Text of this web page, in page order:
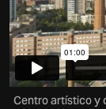
Centro artístico y